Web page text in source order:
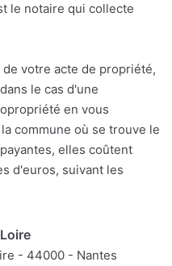
le notaire qui collecte
votre acte de propriété,
le cas d'une
en vous
commune où se trouve le
elles coûtent
d'euros, suivant les
- 44000 - Nantes